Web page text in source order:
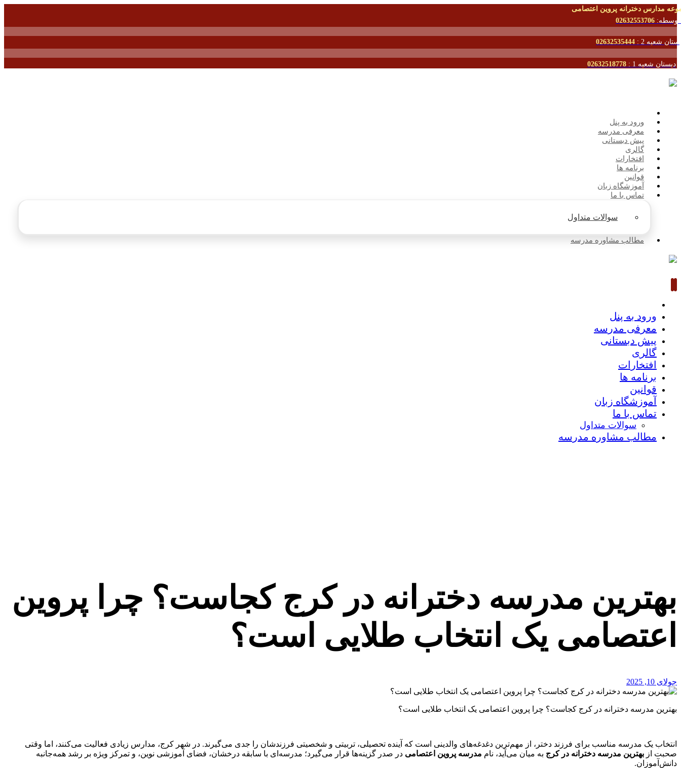
مدارس دخترانه پروین اعتصامی
02632553706
شعبه 2 : 02632535444
دبستان شعبه 1 : 02632518778
ورود به پنل
معرفی مدرسه
پیش دبستانی
گالری
افتخارات
برنامه ها
قوانین
آموزشگاه زبان
تماس با ما
سوالات متداول
مطالب مشاوره مدرسه
ورود به پنل
معرفی مدرسه
پیش دبستانی
گالری
افتخارات
برنامه ها
قوانین
آموزشگاه زبان
تماس با ما
سوالات متداول
مطالب مشاوره مدرسه
بهترین مدرسه دخترانه در کرج کجاست؟ چرا پروین
اعتصامی یک انتخاب طلایی است؟
جولای 10, 2025
بهترین مدرسه دخترانه در کرج کجاست؟ چرا پروین اعتصامی یک انتخاب طلایی است؟
انتخاب یک مدرسه مناسب برای فرزند دختر، از مهم‌ترین دغدغه‌های والدینی است که آینده تحصیلی، تربیتی و شخصیتی فرزندشان را جدی می‌گیرند. در شهر کرج، مدارس زیادی فعالیت می‌کنند، اما وقتی
صحبت از بهترین مدرسه دخترانه در کرج به میان می‌آید، نام مدرسه پروین اعتصامی در صدر گزینه‌ها قرار می‌گیرد؛ مدرسه‌ای با سابقه درخشان، فضای آموزشی نوین، و تمرکز ویژه بر رشد همه‌جانبه
دانش‌آموزان.